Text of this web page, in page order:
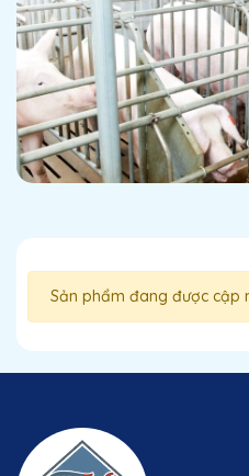
Sản phẩm đang được cập